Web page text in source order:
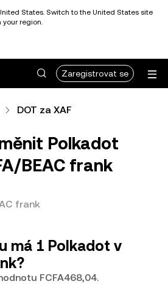
States. Switch to the United States site
your region.
Zaregistrovat se
DOT za XAF
Polkadot
BEAC frank
frank
má 1 Polkadot v
FCFA468,04.